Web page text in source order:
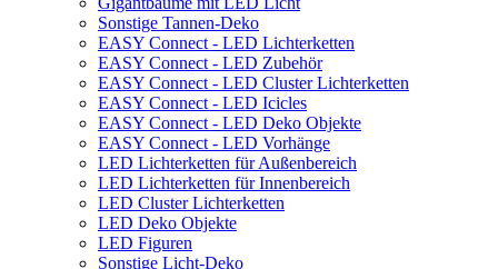
Sonstige Tannen-Deko
EASY Connect - LED Lichterketten
EASY Connect - LED Zubehör
EASY Connect - LED Cluster Lichterketten
EASY Connect - LED Icicles
EASY Connect - LED Deko Objekte
EASY Connect - LED Vorhänge
LED Lichterketten für Außenbereich
LED Lichterketten für Innenbereich
LED Cluster Lichterketten
LED Deko Objekte
LED Figuren
Sonstige Licht-Deko